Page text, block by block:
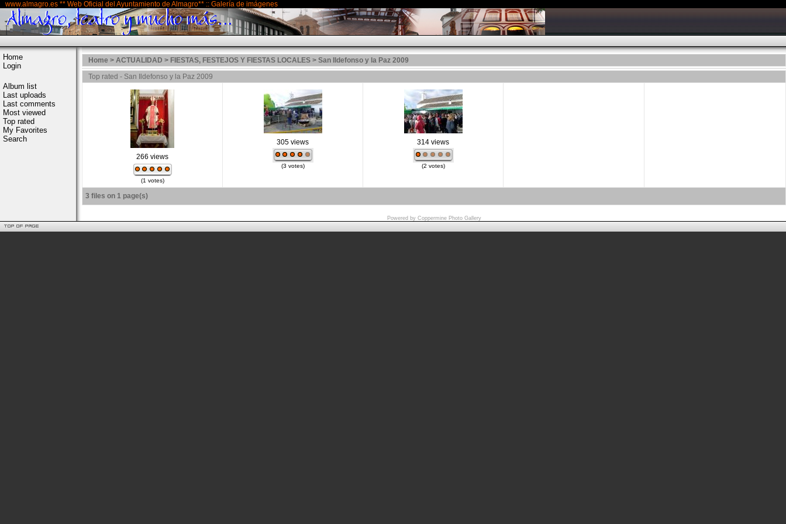
www.almagro.es ** Web Oficial del Ayuntamiento de Almagro** :: Galería de imágenes
Home
Login
Album list
Last uploads
Last comments
Most viewed
Top rated
My Favorites
Search
Home > ACTUALIDAD > FIESTAS, FESTEJOS Y FIESTAS LOCALES > San Ildefonso y la Paz 2009
Top rated - San Ildefonso y la Paz 2009
266 views
(1 votes)
305 views
(3 votes)
314 views
(2 votes)
3 files on 1 page(s)
Powered by Coppermine Photo Gallery